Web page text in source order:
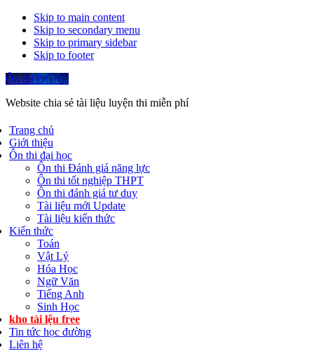
Skip to main content
Skip to secondary menu
Skip to primary sidebar
Skip to footer
Ôn thi ĐGNL
Website chia sẻ tài liệu luyện thi miễn phí
Trang chủ
Giới thiệu
Ôn thi đại học
Ôn thi Đánh giá năng lực
Ôn thi tốt nghiệp THPT
Ôn thi đánh giá tư duy
Tài liệu mới Update
Tài liệu kiến thức
Kiến thức
Toán
Vật Lý
Hóa Học
Ngữ Văn
Tiếng Anh
Sinh Học
kho tài lệu free
Tin tức học đường
Liên hệ